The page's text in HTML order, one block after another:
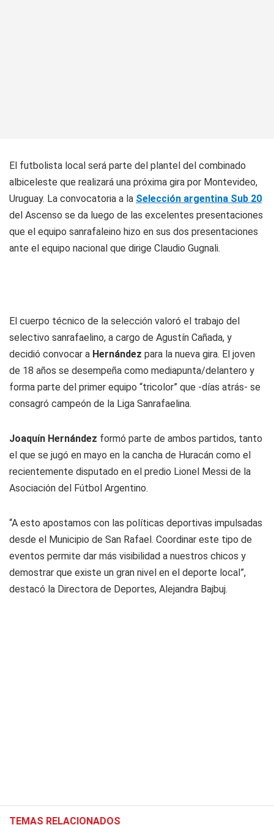
El futbolista local será parte del plantel del combinado
albiceleste que realizará una próxima gira por Montevideo,
Uruguay. La convocatoria a la Selección argentina Sub 20
del Ascenso se da luego de las excelentes presentaciones
que el equipo sanrafaleino hizo en sus dos presentaciones
ante el equipo nacional que dirige Claudio Gugnali.
El cuerpo técnico de la selección valoró el trabajo del
selectivo sanrafaelino, a cargo de Agustín Cañada, y
decidió convocar a Hernández para la nueva gira. El joven
de 18 años se desempeña como mediapunta/delantero y
forma parte del primer equipo “tricolor” que -días atrás- se
consagró campeón de la Liga Sanrafaelina.
Joaquín Hernández formó parte de ambos partidos, tanto
el que se jugó en mayo en la cancha de Huracán como el
recientemente disputado en el predio Lionel Messi de la
Asociación del Fútbol Argentino.
“A esto apostamos con las políticas deportivas impulsadas
desde el Municipio de San Rafael. Coordinar este tipo de
eventos permite dar más visibilidad a nuestros chicos y
demostrar que existe un gran nivel en el deporte local”,
destacó la Directora de Deportes, Alejandra Bajbuj.
TEMAS RELACIONADOS